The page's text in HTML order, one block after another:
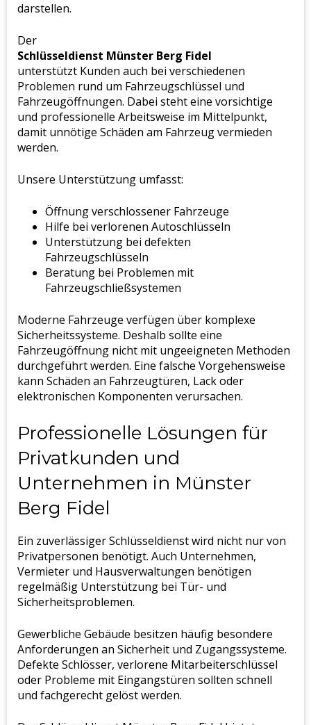
darstellen.
Der
Schlüsseldienst Münster Berg Fidel
unterstützt Kunden auch bei verschiedenen
Problemen rund um Fahrzeugschlüssel und
Fahrzeugöffnungen. Dabei steht eine vorsichtige
und professionelle Arbeitsweise im Mittelpunkt,
damit unnötige Schäden am Fahrzeug vermieden
werden.
Unsere Unterstützung umfasst:
Öffnung verschlossener Fahrzeuge
Hilfe bei verlorenen Autoschlüsseln
Unterstützung bei defekten
Fahrzeugschlüsseln
Beratung bei Problemen mit
Fahrzeugschließsystemen
Moderne Fahrzeuge verfügen über komplexe
Sicherheitssysteme. Deshalb sollte eine
Fahrzeugöffnung nicht mit ungeeigneten Methoden
durchgeführt werden. Eine falsche Vorgehensweise
kann Schäden an Fahrzeugtüren, Lack oder
elektronischen Komponenten verursachen.
Professionelle Lösungen für
Privatkunden und
Unternehmen in Münster
Berg Fidel
Ein zuverlässiger Schlüsseldienst wird nicht nur von
Privatpersonen benötigt. Auch Unternehmen,
Vermieter und Hausverwaltungen benötigen
regelmäßig Unterstützung bei Tür- und
Sicherheitsproblemen.
Gewerbliche Gebäude besitzen häufig besondere
Anforderungen an Sicherheit und Zugangssysteme.
Defekte Schlösser, verlorene Mitarbeiterschlüssel
oder Probleme mit Eingangstüren sollten schnell
und fachgerecht gelöst werden.